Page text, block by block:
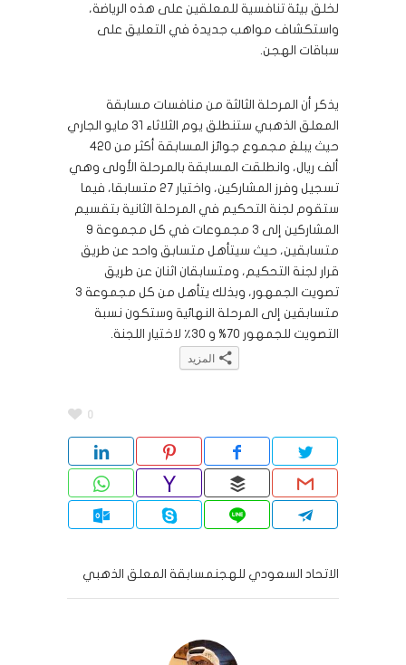
لخلق بيئة تنافسية للمعلقين على هذه الرياضة،
واستكشاف مواهب جديدة في التعليق على
سباقات الهجن.
يذكر أن المرحلة الثالثة من منافسات مسابقة
المعلق الذهبي ستنطلق يوم الثلاثاء 31 مايو الجاري
حيث يبلغ مجموع جوائز المسابقة أكثر من 420
ألف ريال، وانطلقت المسابقة بالمرحلة الأولى وهي
تسجيل وفرز المشاركين، واختيار 27 متسابقا، فيما
ستقوم لجنة التحكيم في المرحلة الثانية بتقسيم
المشاركين إلى 3 مجموعات في كل مجموعة 9
متسابقين، حيث سيتأهل متسابق واحد عن طريق
قرار لجنة التحكيم، ومتسابقان اثنان عن طريق
تصويت الجمهور، وبذلك يتأهل من كل مجموعة 3
متسابقين إلى المرحلة النهائية وستكون نسبة
التصويت للجمهور 70% و 30٪ لاختيار اللجنة.
تويتر
(فتح
في
نافذة
جديدة)
فيسبوك
(فتح
في
نافذة
جديدة)
Telegram
(فتح
نافذة
جديدة)
WhatsApp
(فتح
نافذة
جديدة)
اضغط
LinkedIn
(فتح
في
نافذة
جديدة)
المزيد
0
الاتحاد السعودي للهجنمسابقة المعلق الذهبي